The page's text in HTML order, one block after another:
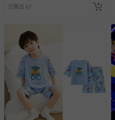
留商品未達活動門檻，將以
部分商品依據消費者保護法
豫期範圍：
易於腐敗、保存期限較
商品、食品等）。
客製化商品（例如客製
報紙、期刊或雜誌（惟
新費用）。
已售出 67